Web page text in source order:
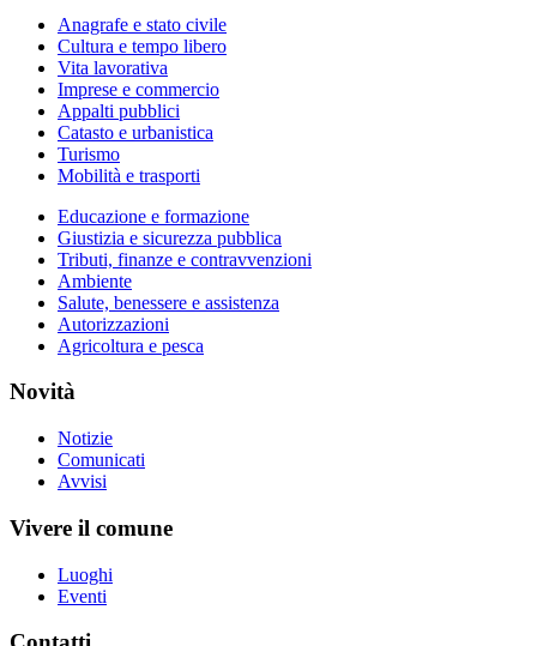
Anagrafe e stato civile
Cultura e tempo libero
Vita lavorativa
Imprese e commercio
Appalti pubblici
Catasto e urbanistica
Turismo
Mobilità e trasporti
Educazione e formazione
Giustizia e sicurezza pubblica
Tributi, finanze e contravvenzioni
Ambiente
Salute, benessere e assistenza
Autorizzazioni
Agricoltura e pesca
Novità
Notizie
Comunicati
Avvisi
Vivere il comune
Luoghi
Eventi